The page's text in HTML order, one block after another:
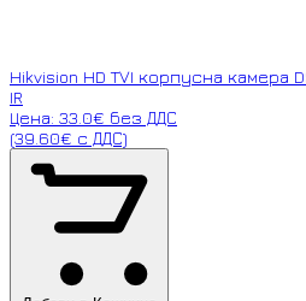
Hikvision HD TVI корпусна камера
IR
Цена: 33.0€ без ДДС
(39.60€ с ДДС)